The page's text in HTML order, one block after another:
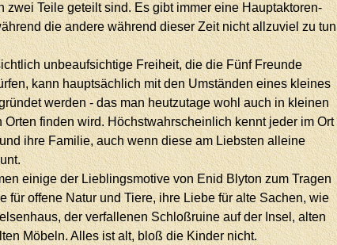
zwei Teile geteilt sind. Es gibt immer eine Hauptaktoren-
die andere während dieser Zeit nicht allzuviel zu tun
unbeaufsichtige Freiheit, die die Fünf Freunde
kann hauptsächlich mit den Umständen eines kleines
werden - das man heutzutage wohl auch in kleinen
Orten finden wird. Höchstwahrscheinlich kennt jeder im Ort
ihre Familie, auch wenn diese am Liebsten alleine
einige der Lieblingsmotive von Enid Blyton zum Tragen
für offene Natur und Tiere, ihre Liebe für alte Sachen, wie
der verfallenen Schloßruine auf der Insel, alten
Möbeln. Alles ist alt, bloß die Kinder nicht.